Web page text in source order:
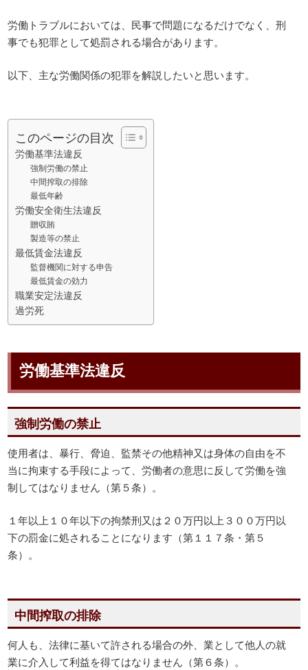
労働トラブルにおいては、民事で問題になるだけでなく、刑
事でも犯罪として処罰される場合があります。
以下、主な労働関係の犯罪を解説したいと思います。
このページの目次
労働基準法違反
強制労働の禁止
中間搾取の排除
最低年齢
労働安全衛生法違反
贈収賄
製造等の禁止
最低賃金法違反
監督機関に対する申告
最低賃金の効力
職業安定法違反
過労死
労働基準法違反
強制労働の禁止
使用者は、暴行、脅迫、監禁その他精神又は身体の自由を不
当に拘束する手段によって、労働者の意思に反して労働を強
制してはなりません（第５条）。
１年以上１０年以下の拘禁刑又は２０万円以上３００万円以
下の罰金に処されることになります（第１１７条・第５
条）。
中間搾取の排除
何人も、法律に基いて許される場合の外、業として他人の就
業に介入して利益を得てはなりません（第６条）。